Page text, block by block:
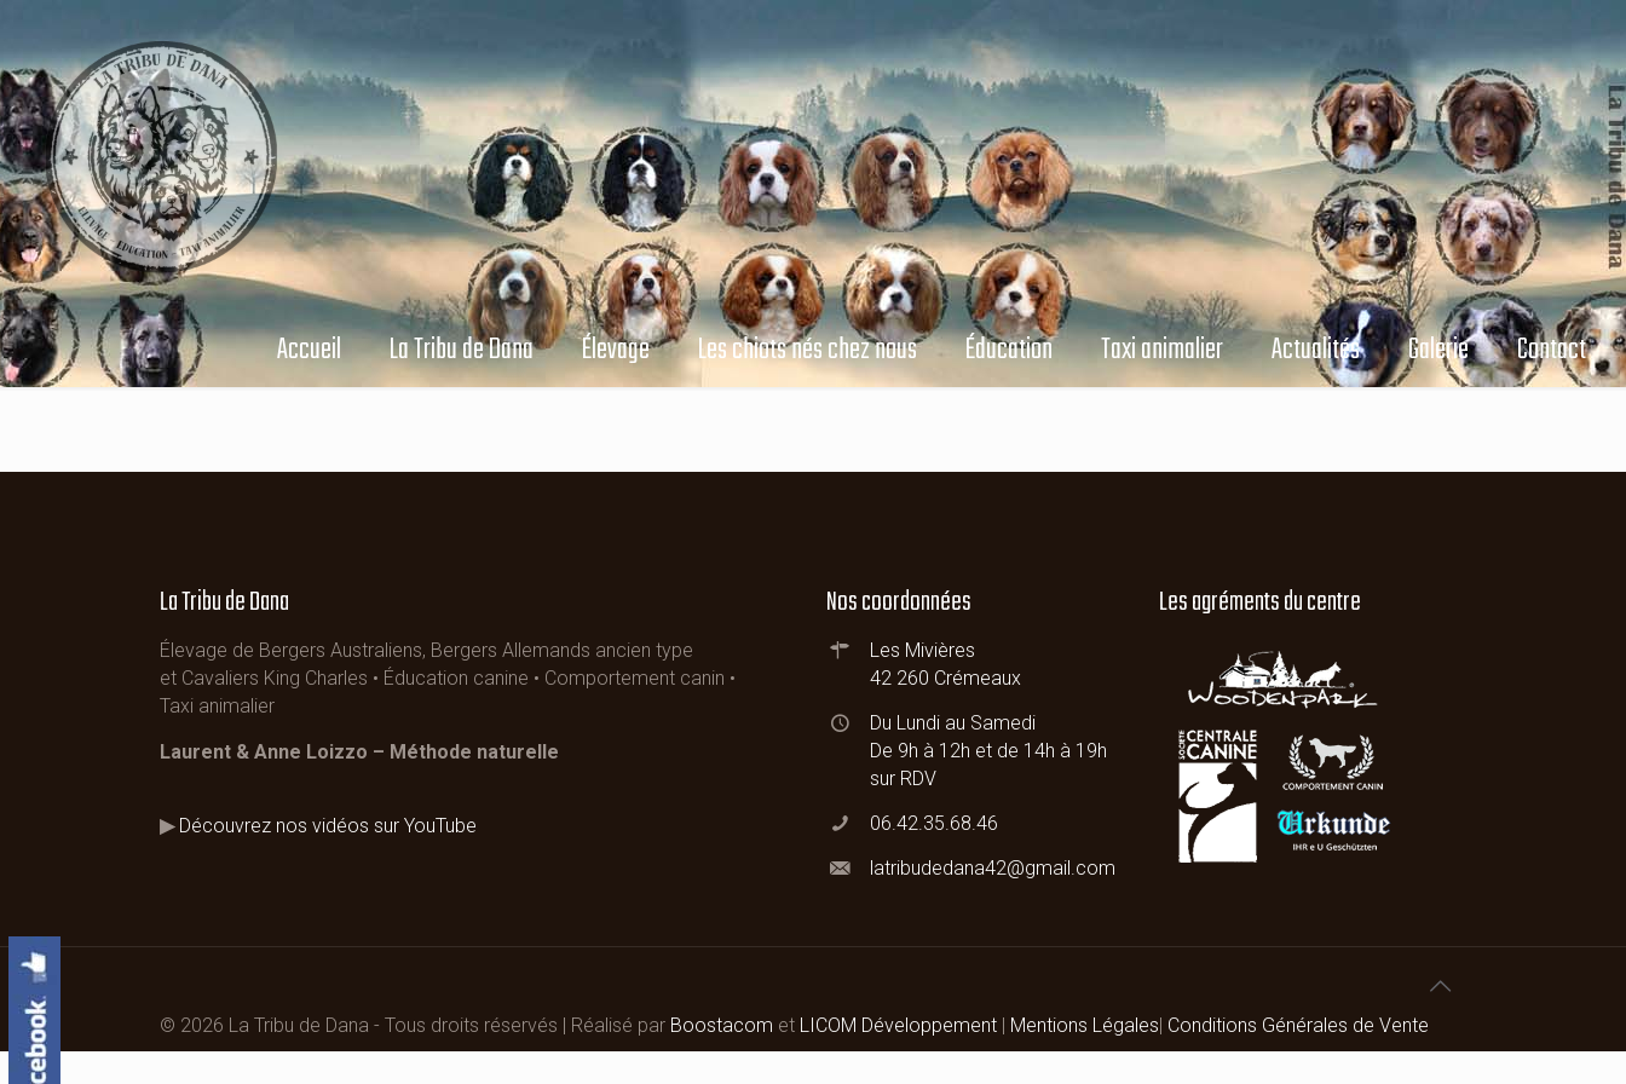
Accueil La Tribu de Dana Élevage Les chiots nés chez nous Éducation Taxi animalier Actualités Galerie Contact
La Tribu de Dana
Élevage de Bergers Australiens, Bergers Allemands ancien type
et Cavaliers King Charles • Éducation canine • Comportement canin •
Taxi animalier
Laurent & Anne Loizzo – Méthode naturelle
▶ Découvrez nos vidéos sur YouTube
Nos coordonnées
Les Mivières
42 260 Crémeaux
Du Lundi au Samedi
De 9h à 12h et de 14h à 19h
sur RDV
06.42.35.68.46
latribudedana42@gmail.com
Les agréments du centre
© 2026 La Tribu de Dana - Tous droits réservés | Réalisé par Boostacom et LICOM Développement | Mentions Légales| Conditions Générales de Vente